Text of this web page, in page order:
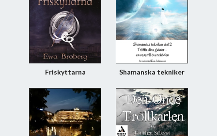
Friskyttarna
Shamanska tekniker